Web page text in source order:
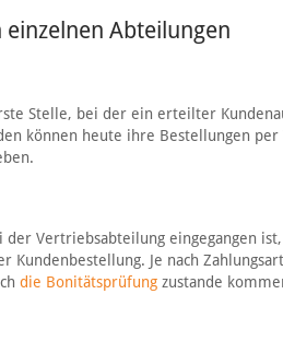
Abteilungen
Stelle, bei der ein erteilter
können heute ihre Bestellungen
der Vertriebsabteilung eingegangen
Kundenbestellung. Je nach
die Bonitätsprüfungzustande